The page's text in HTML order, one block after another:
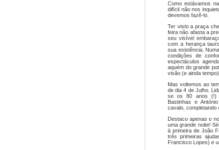
Como estávamos
difícil não nos
devemos fazê-lo.
Ter visto a praça
feira não afasta a
seu visível
com a herança
sua existência.
condições de
espectáculos
aquém do grande
visão (e ainda
Mas voltemos ao
de dia 4 de Julho.
se os 80 anos (!)
Bastinhas e
cavalo, completando
Destaco apenas o
uma grande noite!
à primeira de João
três primeiras
Francisco Lopes) e